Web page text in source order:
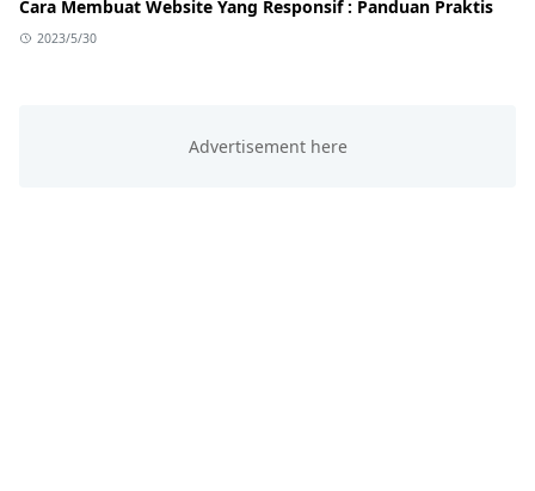
Cara Membuat Website Yang Responsif : Panduan Praktis
2023/5/30